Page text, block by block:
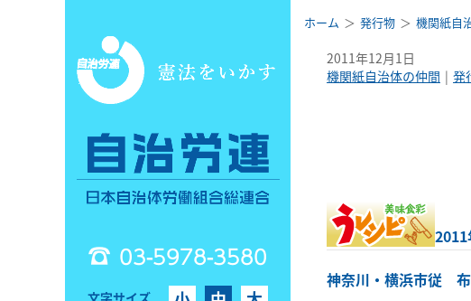
03-5978-3580
文字サイズ
ホーム 発行物 機関紙自
2011年12月1日
機関紙自治体の仲間
発
神奈川・横浜市従